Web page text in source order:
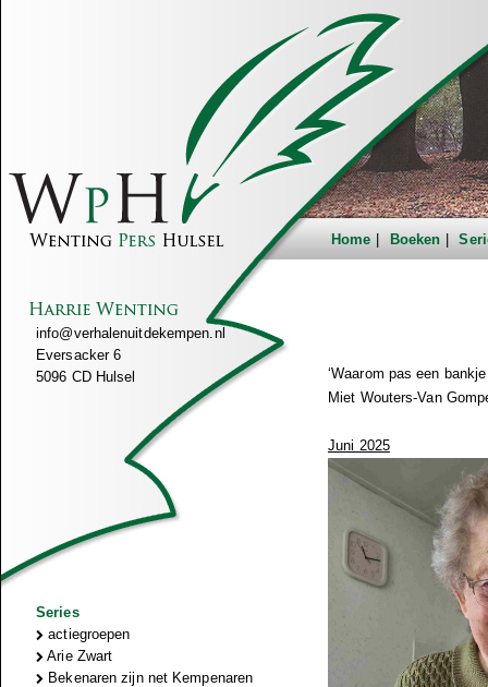
Home Boeken
info@verhalenuitdekempen.nl
Eversacker 6
5096 CD Hulsel
Series
actiegroepen
Arie Zwart
Bekenaren zijn net Kempenaren
‘Waarom pas een
Miet Wouters-Van
Juni 2025